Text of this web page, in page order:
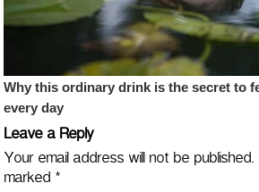
Leave a Reply
Your email address will not be published.
marked *